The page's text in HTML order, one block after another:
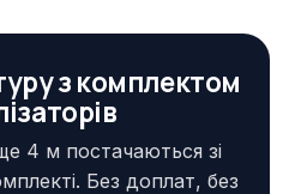
з комплектом
4 м постачаються зі
Без доплат, без